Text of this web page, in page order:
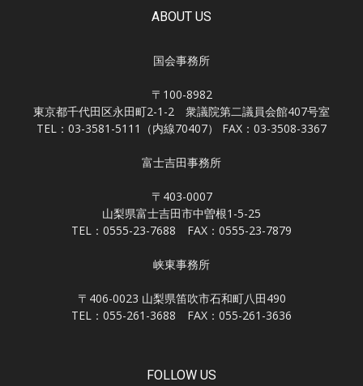
ABOUT US
国会事務所
〒100-8982
東京都千代田区永田町2-1-2 衆議院第二議員会館407号室
TEL：03-3581-5111（内線70407） FAX：03-3508-3367
富士吉田事務所
〒403-0007
山梨県富士吉田市中曽根1-5-25
TEL：0555-23-7688 FAX：0555-23-7879
峡東事務所
〒406-0023 山梨県笛吹市石和町八田490
TEL：055-261-3688 FAX：055-261-3636
FOLLOW US